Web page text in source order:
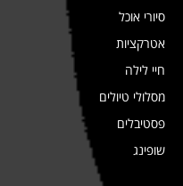
סיורי אוכל
אטרקציות
חיי לילה
מסלולי טיולים
פסטיבלים
שופינג